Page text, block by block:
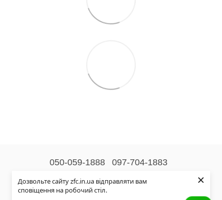
Дозвольте сайту zfc.in.ua відправляти вам
сповіщення на робочий стіл.
×
050-059-1888 097-704-1883
Контактна інформація